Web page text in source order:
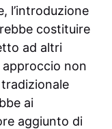
l’introduzione
costituire
ad altri
non
ai
aggiunto di